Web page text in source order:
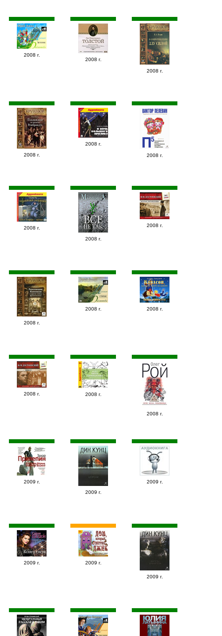
2008 г.
2008 г.
2008 г.
2008 г.
2008 г.
2008 г.
2008 г.
2008 г.
2008 г.
2008 г.
2008 г. 2008 г.
2008 г. 2008 г.
2008 г.
2009 г.
2009 г.
2009 г.
2009 г. 2009 г.
2009 г.